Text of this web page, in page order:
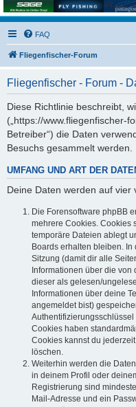
FAQ
Fliegenfischer-Forum
Fliegenfischer - Forum -
Diese Richtlinie beschreibt,
(„https://www.fliegenfischer-
Betreiber“) die Daten
Besuchs gesammelt werden.
UMFANG UND ART DER
Deine Daten werden auf vier
Die Forensoftware phpBB
mehrere Cookies. Cookies
temporäre Dateien ablegt
Boards erhalten bleiben.
Sitzung (damit dir alle
Informationen über die
dieser als gelesen/
Informationen über deine
angemeldet bist)
Cookies haben
Cookies kannst du
löschen.
Weiterhin werden die
in deinem Profil oder
Registrierung sind
Mail-Adresse und ein